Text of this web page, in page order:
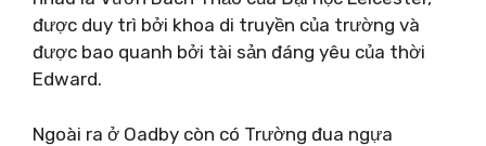
được duy trì bởi khoa di truyền của trường và
được bao quanh bởi tài sản đáng yêu của thời
Edward.
Ngoài ra ở Oadby còn có Trường đua ngựa